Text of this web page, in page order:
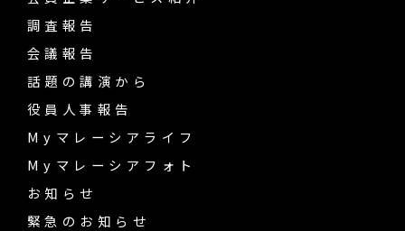
調査報告
会議報告
話題の講演から
役員人事報告
Myマレーシアライフ
Myマレーシアフォト
お知らせ
緊急のお知らせ